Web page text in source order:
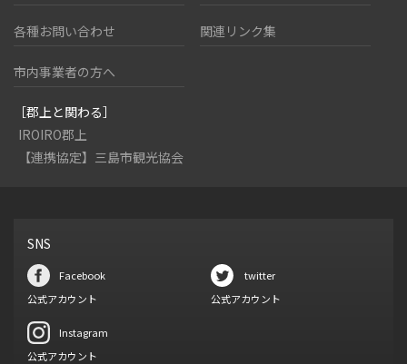
各種お問い合わせ 関連リンク集
市内事業者の方へ
［郡上と関わる］
IROIRO郡上
【連携協定】三島市観光協会
SNS
Facebook
公式アカウント
twitter
公式アカウント
Instagram
公式アカウント